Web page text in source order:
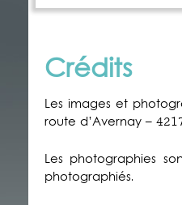
Crédits
Les images et
route d’Avernay –
Les photographies
photographiés.